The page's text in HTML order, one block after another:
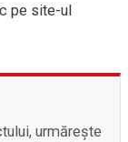
pe site-ul
urmărește